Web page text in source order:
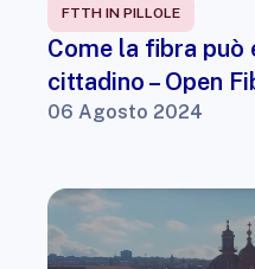
FTTH IN PILLOLE
Come la fibra può
cittadino – Open
06 Agosto 2024